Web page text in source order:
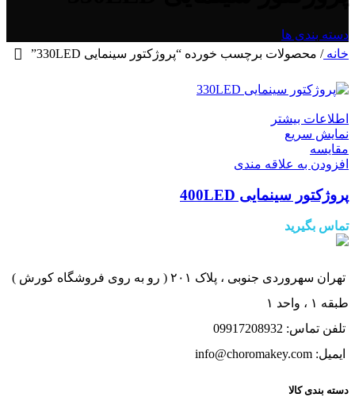
دسته بندی ها
خانه/ محصولات برچسب خورده “پروژکتور سینمایی 330LED”
اطلاعات بیشتر
نمایش سریع
مقايسه
افزودن به علاقه مندی
پروژکتور سینمایی 400LED
تماس بگیرید
تهران سهروردی جنوبی ، پلاک ۲۰۱ ( رو به روی فروشگاه کورش )
طبقه ۱ ، واحد ۱
تلفن تماس: 09917208932
ایمیل: info@choromakey.com
دسته بندی کالا